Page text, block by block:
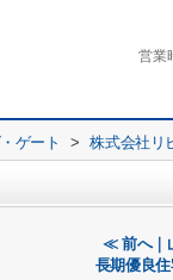
営業
ゲート > 株式会社リ
≪ 前へ｜
長期優良